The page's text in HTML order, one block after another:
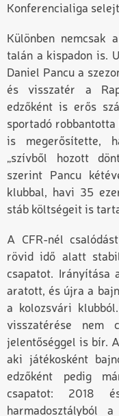
Konferencialiga
Különben nemcsak
talán a kispadon is.
Daniel Pancu a
és visszatér a
edzőként is erős
sportadó
is megerősítette,
„szívből hozott
szerint Pancu
klubbal, havi 35
stáb költségeit is
A CFR-nél
rövid idő alatt
csapatot. Irányítása
aratott, és újra a
a kolozsvári
visszatérése nem
jelentőséggel is bír.
aki játékosként
edzőként pedig
csapatot: 2018
harmadosztályból